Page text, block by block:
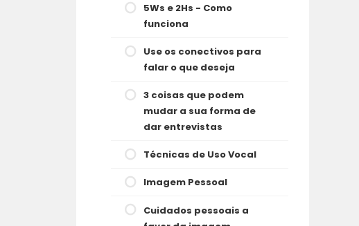
5Ws e 2Hs - Como
funciona
Use os conectivos para
falar o que deseja
3 coisas que podem
mudar a sua forma de
dar entrevistas
Técnicas de Uso Vocal
Imagem Pessoal
Cuidados pessoais a